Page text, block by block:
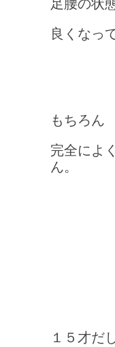
良くなっ
もちろん
完全によ
ん。
１５才だし